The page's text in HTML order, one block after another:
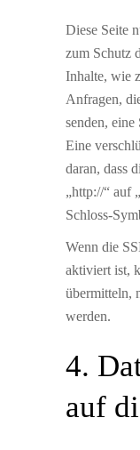
Diese Seite
zum Schutz
Inhalte, wie
Anfragen,
senden,
Eine
daran, dass
„http://“ auf
Schloss-
Wenn die
aktiviert ist,
übermitteln,
werden.
4.
auf